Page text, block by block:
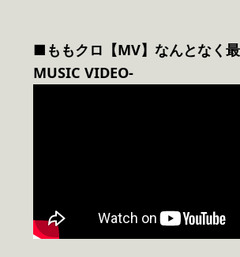
■ももクロ【MV】なんとなく
MUSIC VIDEO-